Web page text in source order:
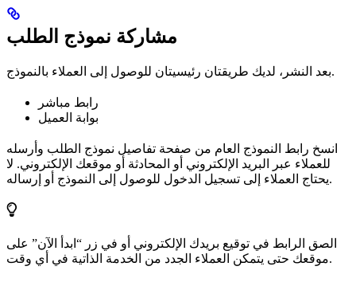
مشاركة نموذج الطلب
بعد النشر، لديك طريقتان رئيسيتان للوصول إلى العملاء بالنموذج.
رابط مباشر
بوابة العميل
انسخ رابط النموذج العام من صفحة تفاصيل نموذج الطلب وأرسله
للعملاء عبر البريد الإلكتروني أو المحادثة أو موقعك الإلكتروني. لا
يحتاج العملاء إلى تسجيل الدخول للوصول إلى النموذج أو إرساله.
الصق الرابط في توقيع بريدك الإلكتروني أو في زر “ابدأ الآن” على
موقعك حتى يتمكن العملاء الجدد من الخدمة الذاتية في أي وقت.